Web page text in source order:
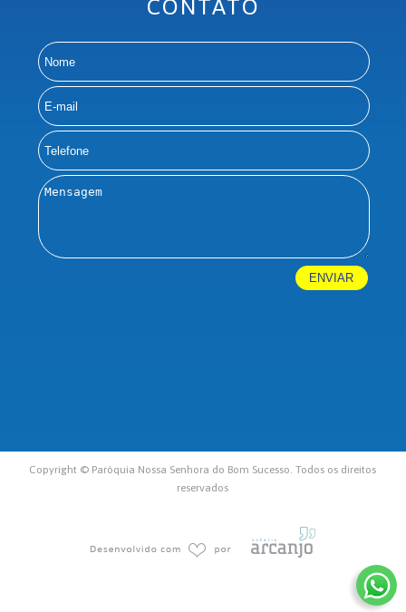
CONTATO
Copyright © Paróquia Nossa Senhora do Bom Sucesso. Todos os direitos
reservados